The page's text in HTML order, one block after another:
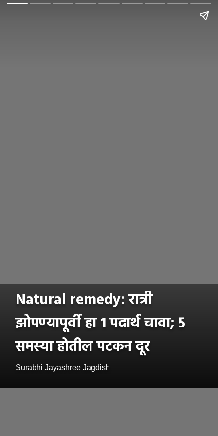
Natural remedy: रात्री
झोपण्यापूर्वी हा 1 पदार्थ चावा; 5
समस्या होतील पटकन दूर
Surabhi Jayashree Jagdish